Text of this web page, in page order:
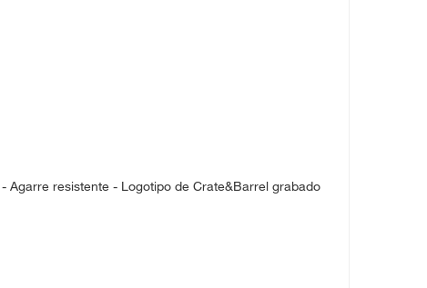
resistente - Logotipo de Crate&Barrel grabado